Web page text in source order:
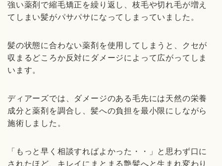
強い薬剤で縮毛矯正を繰り返し、枝毛や切れ毛が増え
てしまい髪がパサパサになってしまっていました。
髪の状態に合わない薬剤を使用してしまうと、クセが
収まるどころか反対にダメージによって広がってしま
います。
ディアーズでは、ダメージのある毛先には天然の栄養
成分と薬剤を調合し、髪への負担を最小限にしながら
施術しました。
「もっと早く相談すればよかった・・」と思わず口に
されたほど、キレイにまとまる艶髪へと生まれ変わり